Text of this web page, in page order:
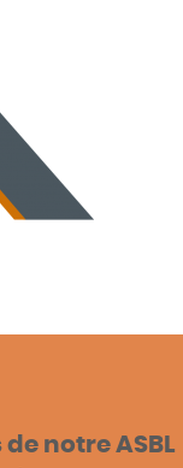
notre ASBL